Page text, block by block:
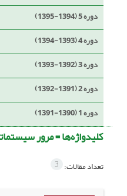
دوره 5 (1394-1395)
دوره 4 (1393-1394)
دوره 3 (1392-1393)
دوره 2 (1391-1392)
دوره 1 (1390-1391)
کلیدواژه‌ها =مرور
تعداد مقالات: 3